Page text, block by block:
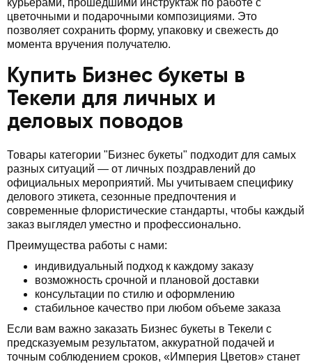
курьерами, прошедшими инструктаж по работе с
цветочными и подарочными композициями. Это
позволяет сохранить форму, упаковку и свежесть до
момента вручения получателю.
Купить Бизнес букеты в
Текели для личных и
деловых поводов
Товары категории "Бизнес букеты" подходит для самых
разных ситуаций — от личных поздравлений до
официальных мероприятий. Мы учитываем специфику
делового этикета, сезонные предпочтения и
современные флористические стандарты, чтобы каждый
заказ выглядел уместно и профессионально.
Преимущества работы с нами:
индивидуальный подход к каждому заказу
возможность срочной и плановой доставки
консультации по стилю и оформлению
стабильное качество при любом объеме заказа
Если вам важно заказать Бизнес букеты в Текели с
предсказуемым результатом, аккуратной подачей и
точным соблюдением сроков, «Империя Цветов» станет